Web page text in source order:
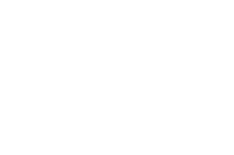
다.
프로모션 적격성 및 가시성